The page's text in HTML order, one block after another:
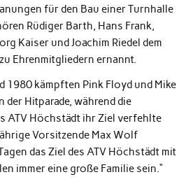
für den Bau einer Turnhalle
Rüdiger Barth, Hans Frank,
Kaiser und Joachim Riedel dem
Ehrenmitgliedern ernannt.
1980 kämpften Pink Floyd und Mike
der Hitparade, während die
ATV Höchstädt ihr Ziel verfehlte
Vorsitzende Max Wolf
das Ziel des ATV Höchstädt mit
immer eine große Familie sein.“